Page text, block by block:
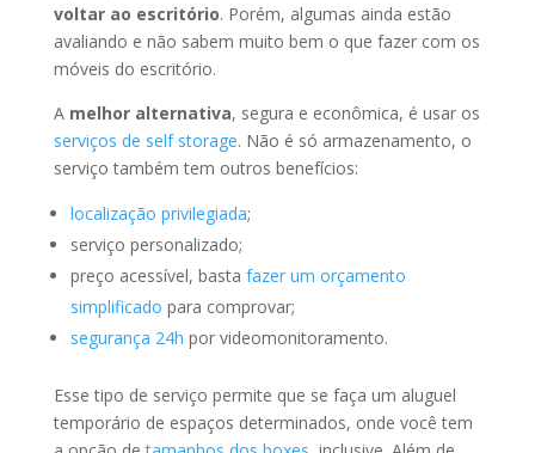
voltar ao escritório. Porém, algumas ainda estão
avaliando e não sabem muito bem o que fazer com os
móveis do escritório.
A melhor alternativa, segura e econômica, é usar os
serviços de self storage. Não é só armazenamento, o
serviço também tem outros benefícios:
localização privilegiada;
serviço personalizado;
preço acessível, basta fazer um orçamento
simplificado para comprovar;
segurança 24h por videomonitoramento.
Esse tipo de serviço permite que se faça um aluguel
temporário de espaços determinados, onde você tem